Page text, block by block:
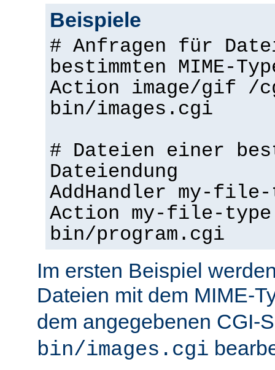
Beispiele
# Anfragen für
bestimmten MIME-
Action image/gif /
bin/images.cgi
# Dateien einer
Dateiendung
AddHandler my-
Action my-file-
bin/program.cgi
Im ersten Beispiel
Dateien mit dem MIME-
dem angegebenen CGI-
bin/images.cgi